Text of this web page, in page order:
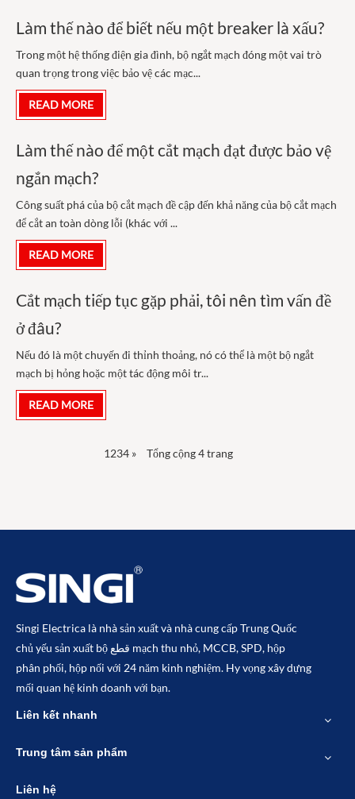
Làm thế nào để biết nếu một breaker là xấu?
Trong một hệ thống điện gia đình, bộ ngắt mạch đóng một vai trò
quan trọng trong việc bảo vệ các mạc...
READ MORE
Làm thế nào để một cắt mạch đạt được bảo vệ
ngắn mạch?
Công suất phá của bộ cắt mạch đề cập đến khả năng của bộ cắt mạch
để cắt an toàn dòng lỗi (khác với ...
READ MORE
Cắt mạch tiếp tục gặp phải, tôi nên tìm vấn đề
ở đâu?
Nếu đó là một chuyến đi thỉnh thoảng, nó có thể là một bộ ngắt
mạch bị hỏng hoặc một tác động môi tr...
READ MORE
1234 » Tổng cộng 4 trang
Singi Electrica là nhà sản xuất và nhà cung cấp Trung Quốc
chủ yếu sản xuất bộ قطع mạch thu nhỏ, MCCB, SPD, hộp
phân phối, hộp nối với 24 năm kinh nghiệm. Hy vọng xây dựng
mối quan hệ kinh doanh với bạn.
Liên kết nhanh
Trung tâm sản phẩm
Liên hệ